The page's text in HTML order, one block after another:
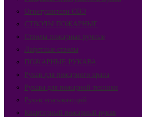
Огнетушители ОВЭ
СТВОЛЫ ПОЖАРНЫЕ
Стволы пожарные ручные
Лафетные стволы
ПОЖАРНЫЕ РУКАВА
Рукав для пожарного крана
Рукава для пожарной техники
Рукав всасывающий
Квартирный пожарный рукав